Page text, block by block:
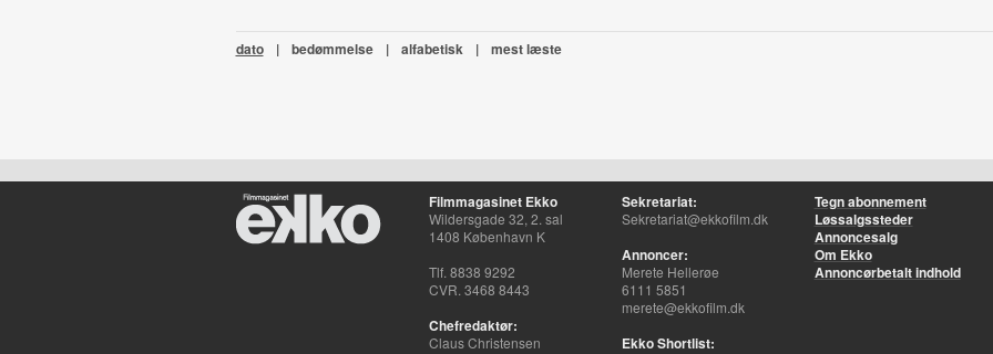
dato | bedømmelse | alfabetisk | mest læste
Filmmagasinet Ekko
Wildersgade 32, 2. sal
1408 København K
Tlf. 8838 9292
CVR. 3468 8443
Chefredaktør:
Claus Christensen
Sekretariat:
Sekretariat@ekkofilm.dk
Annoncer:
Merete Hellerøe
6111 5851
merete@ekkofilm.dk
Ekko Shortlist:
Tegn abonnement
Løssalgssteder
Annoncesalg
Om Ekko
Annoncørbetalt indhold